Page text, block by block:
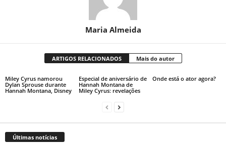
Maria Almeida
ARTIGOS RELACIONADOS Mais do autor
Miley Cyrus namorou
Dylan Sprouse durante
Hannah Montana, Disney
Especial de aniversário de
Hannah Montana de
Miley Cyrus: revelações
Onde está o ator agora?
Últimas notícias